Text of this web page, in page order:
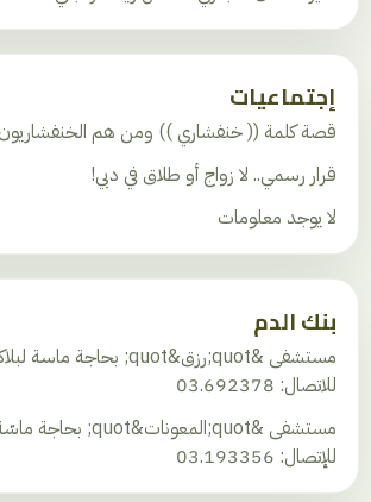
إجتماعيات
قصة كلمة (( خنفشاري )) ومن هم
قرار رسمي.. لا زواج أو طلاق في دبي!
لا يوجد معلومات
بنك الدم
للاتصال: 03.692378
للإتصال: 03.193356